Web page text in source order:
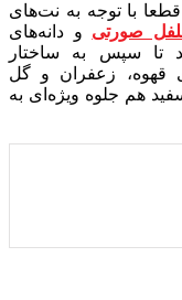
با توجه به نت‌های
صورتی و دانه‌های
تا سپس به ساختار
قهوه، زعفران و گل
هم جلوه ویژه‌ای به